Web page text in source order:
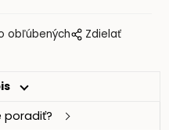
obľúbených Zdielať
poradiť?